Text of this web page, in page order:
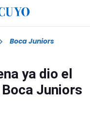
Boca Juniors
ya dio el
Juniors